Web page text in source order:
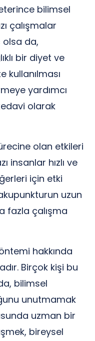
bilimsel
çalışmalar
da,
bir diyet ve
kullanılması
yardımcı
olarak
olan etkileri
insanlar hızlı ve
için etki
uzun
fazla çalışma
hakkında
Birçok kişi bu
bilimsel
unutmamak
uzman bir
bireysel